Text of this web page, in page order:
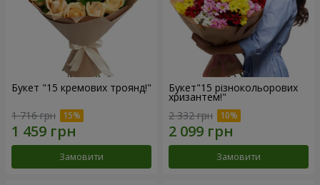
Букет "15 кремових троянд!"
1 716 грн
Замовити
Букет"15 різнокольорових
хризантем!"
2 332 грн
Замовити